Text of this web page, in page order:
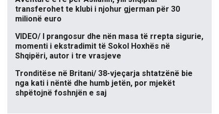
transferohet te klubi i njohur gjerman për 30
milionë euro
VIDEO/ I prangosur dhe nën masa të rrepta sigurie,
momenti i ekstradimit të Sokol Hoxhës në
Shqipëri, autor i tre vrasjeve
Tronditëse në Britani/ 38-vjeçarja shtatzënë bie
nga kati i nëntë dhe humb jetën, por mjekët
shpëtojnë foshnjën e saj